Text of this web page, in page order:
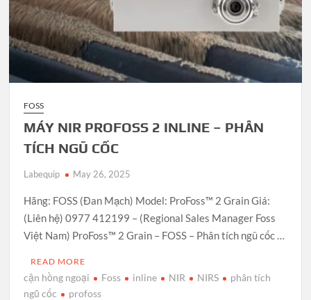
FOSS
MÁY NIR PROFOSS 2 INLINE – PHÂN
TÍCH NGŨ CỐC
Labequip May 26, 2025
Hãng: FOSS (Đan Mạch) Model: ProFoss™ 2 Grain Giá:
(Liên hệ) 0977 412199 – (Regional Sales Manager Foss
Việt Nam) ProFoss™ 2 Grain – FOSS – Phân tích ngũ cốc …
READ MORE
cận hồng ngoại Foss inline NIR NIRS
phân tích
ngũ cốc
profoss